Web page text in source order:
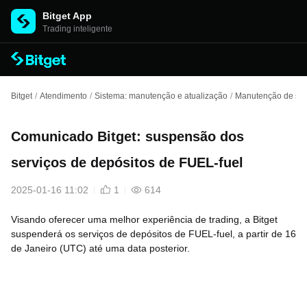
Bitget App
Trading inteligente
Bitget / Atendimento / Sistema: manutenção e atualização / Manutenção de
Comunicado Bitget: suspensão dos
serviços de depósitos de FUEL-fuel
2025-01-16 11:02 1 614
Visando oferecer uma melhor experiência de trading, a Bitget
suspenderá os serviços de depósitos de FUEL-fuel, a partir de 16
de Janeiro (UTC) até uma data posterior.